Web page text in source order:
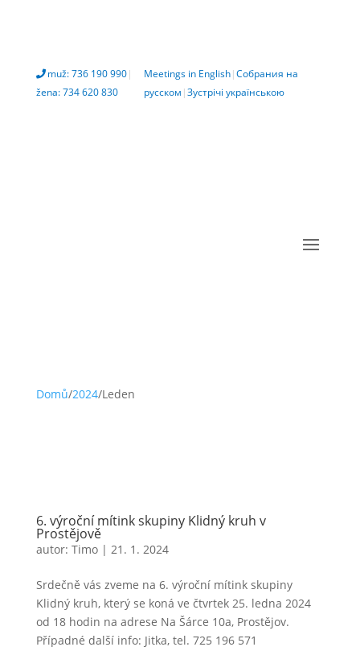
muž: 736 190 990|
žena: 734 620 830
Meetings in English|Собрания на
русском |Зустрічі українською
Domů/2024/Leden
6. výroční mítink skupiny Klidný kruh v
Prostějově
autor: Timo| 21. 1. 2024
Srdečně vás zveme na 6. výroční mítink skupiny
Klidný kruh, který se koná ve čtvrtek 25. ledna 2024
od 18 hodin na adrese Na Šárce 10a, Prostějov.
Případné další info: Jitka, tel. 725 196 571